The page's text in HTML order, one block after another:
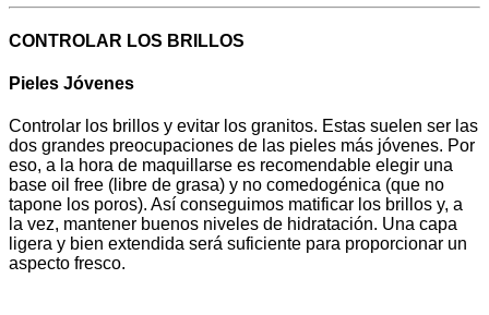
CONTROLAR LOS BRILLOS
Pieles Jóvenes
Controlar los brillos y evitar los granitos. Estas suelen ser las
dos grandes preocupaciones de las pieles más jóvenes. Por
eso, a la hora de maquillarse es recomendable elegir una
base oil free (libre de grasa) y no comedogénica (que no
tapone los poros). Así conseguimos matificar los brillos y, a
la vez, mantener buenos niveles de hidratación. Una capa
ligera y bien extendida será suficiente para proporcionar un
aspecto fresco.